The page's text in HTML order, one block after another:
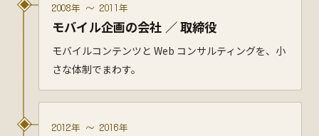
2008年 〜 2011年
モバイル企画の会社 ／ 取締役
モバイルコンテンツと Web コンサルティングを、小
さな体制でまわす。
2012年 〜 2016年